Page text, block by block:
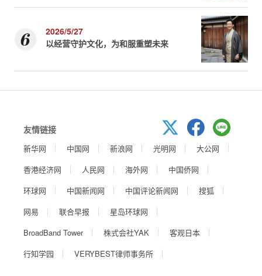
2026/5/27
以经营守护文化，为和服重塑未来
友情链接
新华网 中国网 新浪网 光明网
大公网
香港经济网
人民网 海外网
中国侨网
环球网
中国新闻网 中国评论新闻网
搜狐
网易
联合早报
星岛环球网
BroadBand Tower
株式会社YAK
客观日本
行知学园
VERYBEST律师事务所